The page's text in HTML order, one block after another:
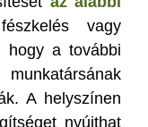
vagy
hogy a további
munkatársának
A helyszínen
nyújthat